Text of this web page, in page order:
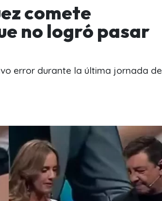
comete
no logró pasar
error durante la última jornada de